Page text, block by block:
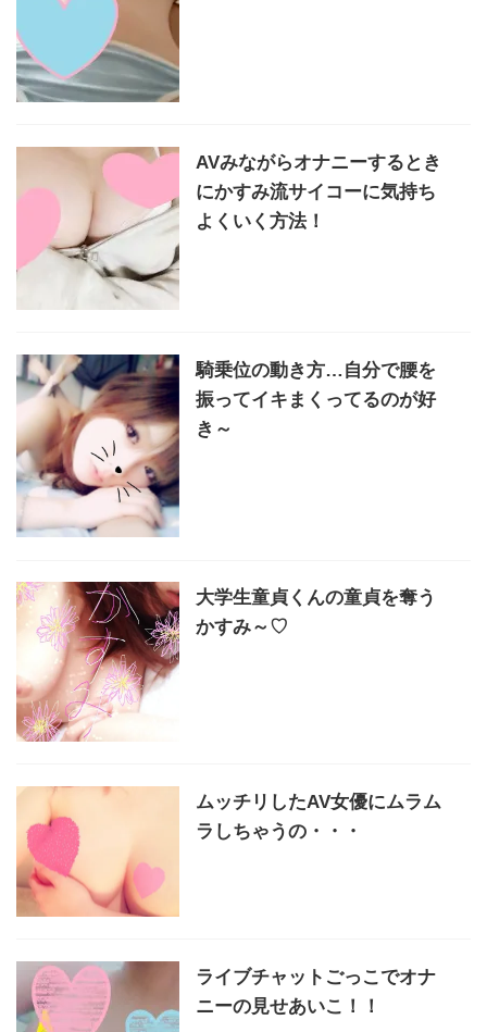
AVみながらオナニーするとき
にかすみ流サイコーに気持ち
よくいく方法！
騎乗位の動き方…自分で腰を
振ってイキまくってるのが好
き～
大学生童貞くんの童貞を奪う
かすみ～♡
ムッチリしたAV女優にムラム
ラしちゃうの・・・
ライブチャットごっこでオナ
ニーの見せあいこ！！